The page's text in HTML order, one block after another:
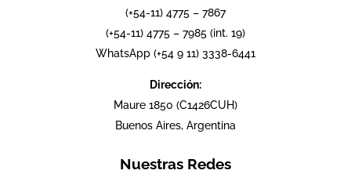
(+54-11) 4775 – 7867
(+54-11) 4775 – 7985 (int. 19)
WhatsApp (+54 9 11) 3338-6441
Dirección:
Maure 1850 (C1426CUH)
Buenos Aires, Argentina
Nuestras Redes